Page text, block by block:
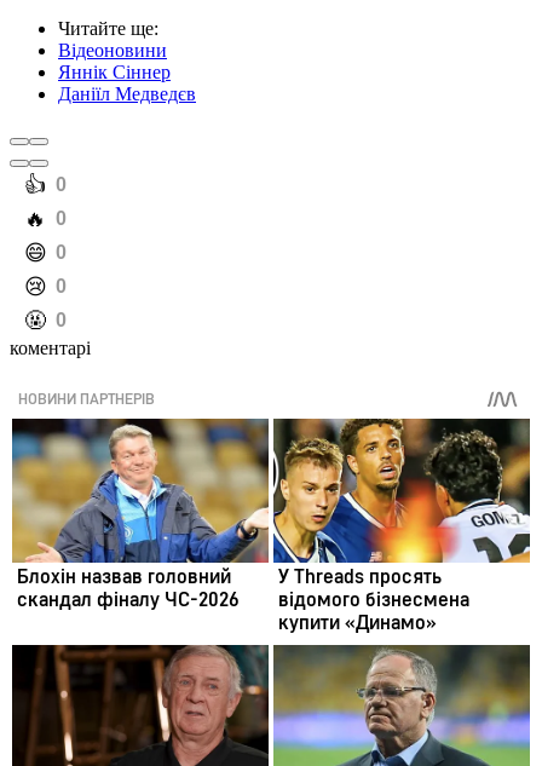
Читайте ще:
Відеоновини
Яннік Сіннер
Даніїл Медведєв
️👍 0
️🔥 0
️😄 0
️😢 0
️🤬 0
коментарі